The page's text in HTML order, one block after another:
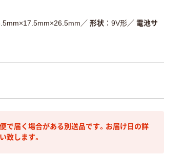
／ 形状 9V形／ 電池サ
で届く場合がある別送品です。お届け日の詳
致します。